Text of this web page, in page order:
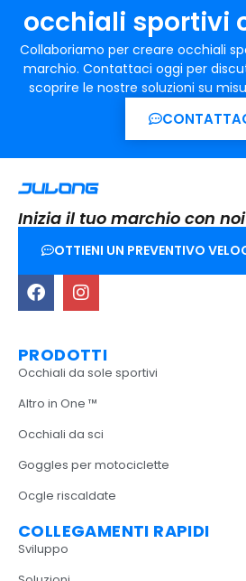
occhiali sportivi
Collaboriamo per creare occhiali
marchio. Contattaci oggi per
scoprire le nostre soluzioni su
Inizia il tuo marchio con noi
OTTIENI UN PREVENTIVO
PRODOTTI
Occhiali da sole sportivi
Altro in One ™
Occhiali da sci
Goggles per motociclette
Ocgle riscaldate
COLLEGAMENTI RAPIDI
Sviluppo